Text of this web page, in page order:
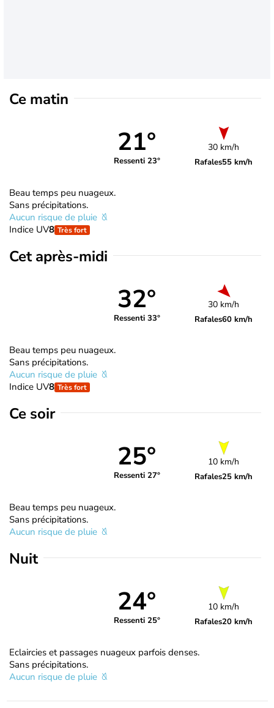
Ce matin
21°
Ressenti 23°
30 km/h
Rafales55 km/h
Beau temps peu nuageux.
Sans précipitations.
Aucun risque de pluie
Indice UV8 Très fort
Cet après-midi
32°
Ressenti 33°
30 km/h
Rafales60 km/h
Beau temps peu nuageux.
Sans précipitations.
Aucun risque de pluie
Indice UV8 Très fort
Ce soir
25°
Ressenti 27°
10 km/h
Rafales25 km/h
Beau temps peu nuageux.
Sans précipitations.
Aucun risque de pluie
Nuit
24°
Ressenti 25°
10 km/h
Rafales20 km/h
Eclaircies et passages nuageux parfois denses.
Sans précipitations.
Aucun risque de pluie